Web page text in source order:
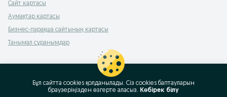
Сайт картасы
Аумақтар картасы
Бизнес-парақша сайтының картасы
Танымал сұранымдар
Бұл сайтта cookies қолданылады. Сіз cookies баптауларын
браузеріңізден өзгерте аласыз. Көбірек білу